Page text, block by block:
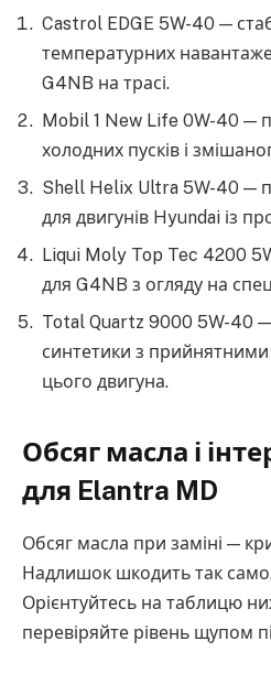
Castrol EDGE 5W-40 —
температурних
G4NB на трасі.
Mobil 1 New Life 0W-40 —
холодних пусків і
Shell Helix Ultra 5W-40 —
для двигунів Hyundai із
Liqui Moly Top Tec 4200
для G4NB з огляду на
Total Quartz 9000 5W-40
синтетики з
цього двигуна.
Обсяг масла і
для Elantra MD
Обсяг масла при заміні —
Надлишок шкодить так само,
Орієнтуйтесь на таблицю
перевіряйте рівень щупом